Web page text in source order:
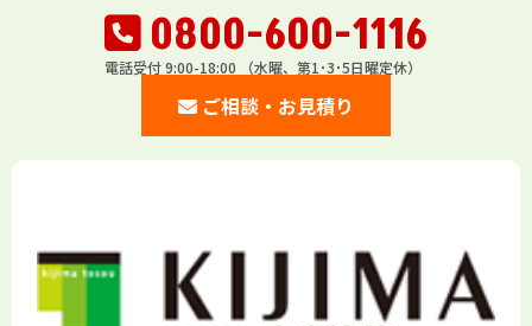
0800-600-1116
電話受付 9:00-18:00 （水曜、第1･3･5日曜定休）
ご相談・お見積り